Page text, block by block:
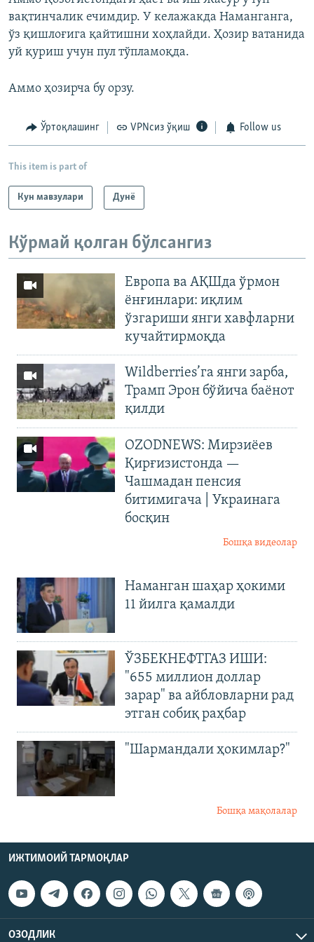
вақтинчалик ечимдир. У келажакда Наманганга,
ўз қишлоғига қайтишни хоҳлайди. Ҳозир ватанида
уй қуриш учун пул тўпламоқда.
Аммо ҳозирча бу орзу.
Ўртоқлашинг VPNсиз ўқиш Follow us
This item is part of
Кун мавзулари Дунë
Кўрмай қолган бўлсангиз
Европа ва АҚШда ўрмон
ёнғинлари: иқлим
ўзгариши янги хавфларни
кучайтирмоқда
Wildberries’га янги зарба,
Трамп Эрон бўйича баёнот
қилди
OZODNEWS: Мирзиёев
Қирғизистонда —
Чашмадан пенсия
битимигача | Украинага
босқин
Бошқа видеолар
Наманган шаҳар ҳокими
11 йилга қамалди
ЎЗБЕКНЕФТГАЗ ИШИ:
"655 миллион доллар
зарар" ва айбловларни рад
этган собиқ раҳбар
"Шармандали ҳокимлар?"
Бошқа мақолалар
ИЖТИМОИЙ ТАРМОҚЛАР
ОЗОДЛИК